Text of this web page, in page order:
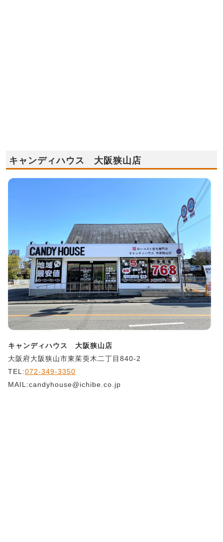
キャンディハウス 大阪狭山店
キャンディハウス 大阪狭山店
大阪府大阪狭山市東茱萸木二丁目840-2
TEL:072-349-3350
MAIL:candyhouse@ichibe.co.jp